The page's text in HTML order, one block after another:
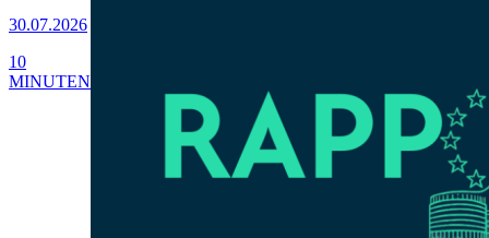
30.07.2026
10
MINUTEN